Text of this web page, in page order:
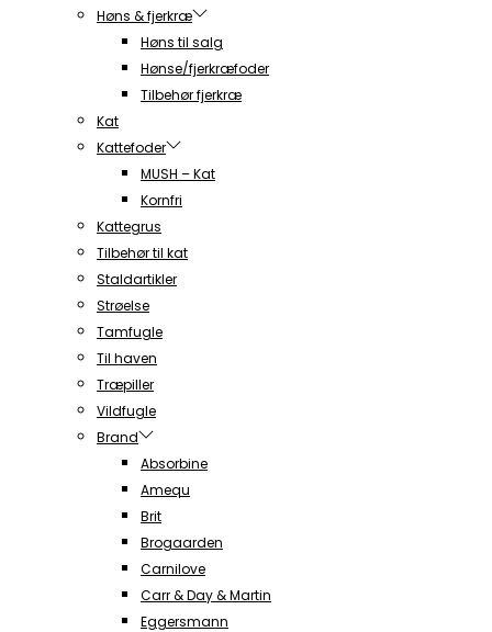
Høns & fjerkræ
Høns til salg
Hønse/fjerkræfoder
Tilbehør fjerkræ
Kat
Kattefoder
MUSH – Kat
Kornfri
Kattegrus
Tilbehør til kat
Staldartikler
Strøelse
Tamfugle
Til haven
Træpiller
Vildfugle
Brand
Absorbine
Amequ
Brit
Brogaarden
Carnilove
Carr & Day & Martin
Eggersmann